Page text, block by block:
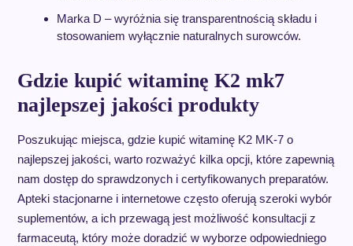
Marka D – wyróżnia się transparentnością składu i
stosowaniem wyłącznie naturalnych surowców.
Gdzie kupić witaminę K2 mk7
najlepszej jakości produkty
Poszukując miejsca, gdzie kupić witaminę K2 MK-7 o
najlepszej jakości, warto rozważyć kilka opcji, które zapewnią
nam dostęp do sprawdzonych i certyfikowanych preparatów.
Apteki stacjonarne i internetowe często oferują szeroki wybór
suplementów, a ich przewagą jest możliwość konsultacji z
farmaceutą, który może doradzić w wyborze odpowiedniego